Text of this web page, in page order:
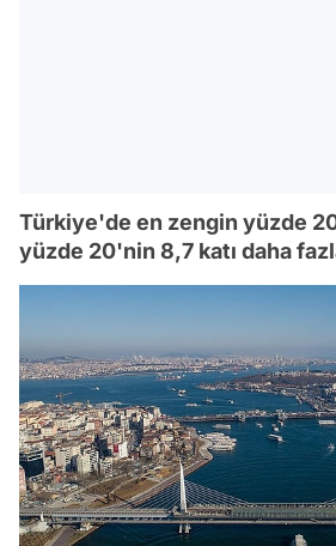
Türkiye'de en zengin yüzde
yüzde 20'nin 8,7 katı daha